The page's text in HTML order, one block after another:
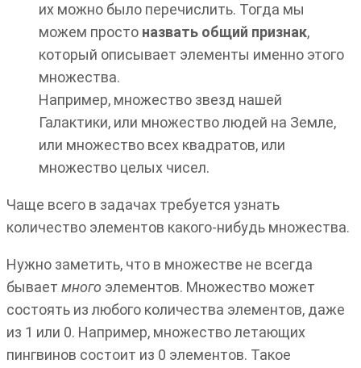
их можно было перечислить. Тогда мы
можем просто назвать общий признак,
который описывает элементы именно этого
множества.
Например, множество звезд нашей
Галактики, или множество людей на Земле,
или множество всех квадратов, или
множество целых чисел.
Чаще всего в задачах требуется узнать
количество элементов какого-нибудь множества.
Нужно заметить, что в множестве не всегда
бывает много элементов. Множество может
состоять из любого количества элементов, даже
из 1 или 0. Например, множество летающих
пингвинов состоит из 0 элементов. Такое